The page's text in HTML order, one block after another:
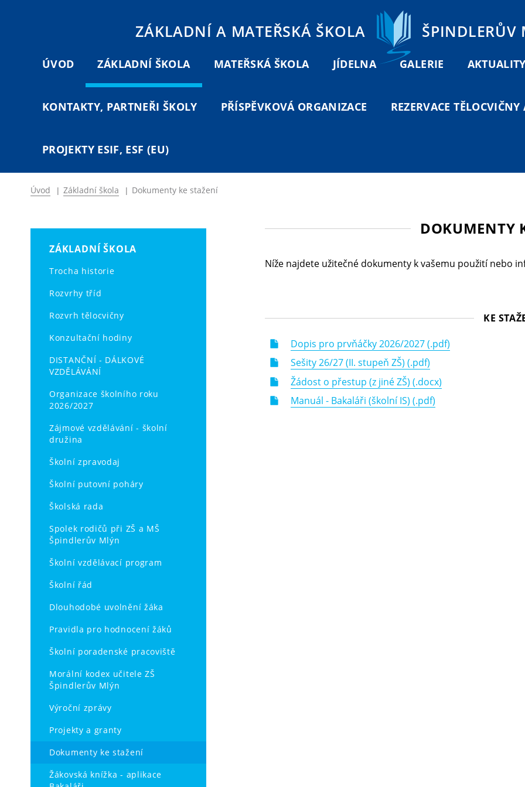
ZÁKLADNÍ A MATEŘSKÁ ŠKOLA ŠPINDLERŮV
ÚVOD ZÁKLADNÍ ŠKOLA MATEŘSKÁ ŠKOLA JÍDELNA GALERIE AKTUALITY
KONTAKTY, PARTNEŘI ŠKOLY PŘÍSPĚVKOVÁ ORGANIZACE REZERVACE
PROJEKTY ESIF, ESF (EU)
Úvod | Základní škola | Dokumenty ke stažení
ZÁKLADNÍ ŠKOLA
Trocha historie
Rozvrhy tříd
Rozvrh tělocvičny
Konzultační hodiny
DISTANČNÍ - DÁLKOVÉ
VZDĚLÁVÁNÍ
Organizace školního roku
2026/2027
Zájmové vzdělávání - školní
družina
Školní zpravodaj
Školní putovní poháry
Školská rada
Spolek rodičů při ZŠ a MŠ
Špindlerův Mlýn
Školní vzdělávací program
Školní řád
Dlouhodobé uvolnění žáka
Pravidla pro hodnocení žáků
Školní poradenské pracoviště
Morální kodex učitele ZŠ
Špindlerův Mlýn
Výroční zprávy
Projekty a granty
Dokumenty ke stažení
Žákovská knížka - aplikace
DOKUMENTY
Níže najdete užitečné dokumenty k vašemu použití nebo
KE
Dopis pro prvňáčky 2026/2027 (.pdf)
Sešity 26/27 (II. stupeň ZŠ) (.pdf)
Žádost o přestup (z jiné ZŠ) (.docx)
Manuál - Bakaláři (školní IS) (.pdf)